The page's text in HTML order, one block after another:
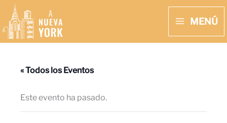
contenido
MENÚ
« Todos los Eventos
Este evento ha pasado.